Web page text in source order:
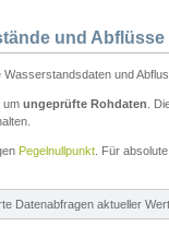
und Abflüsse
und
um ungeprüfte Rohdaten .
Pegelnullpunkt . Für
Datenabfragen aktueller